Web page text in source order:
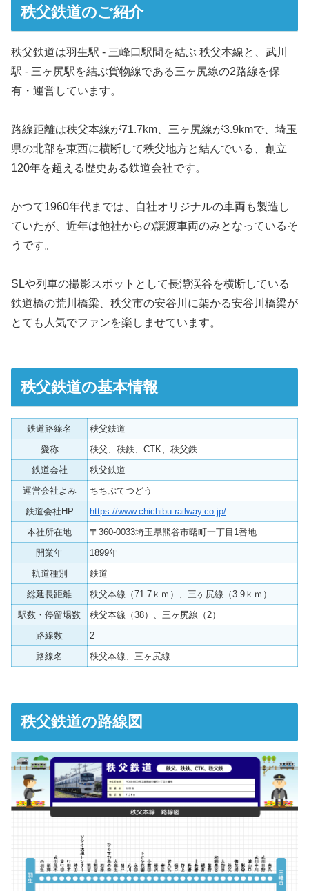
秩父鉄道のご紹介
秩父鉄道は羽生駅 - 三峰口駅間を結ぶ 秩父本線と、武川
駅 - 三ヶ尻駅を結ぶ貨物線である三ヶ尻線の2路線を保
有・運営しています。
路線距離は秩父本線が71.7km、三ヶ尻線が3.9kmで、埼玉
県の北部を東西に横断して秩父地方と結んでいる、創立
120年を超える歴史ある鉄道会社です。
かつて1960年代までは、自社オリジナルの車両も製造し
ていたが、近年は他社からの譲渡車両のみとなっているそ
うです。
SLや列車の撮影スポットとして長瀞渓谷を横断している
鉄道橋の荒川橋梁、秩父市の安谷川に架かる安谷川橋梁が
とても人気でファンを楽しませています。
秩父鉄道の基本情報
鉄道路線名
秩父鉄道
愛称
秩父、秩鉄、CTK、秩父鉄
鉄道会社
秩父鉄道
運営会社よみ
ちちぶてつどう
鉄道会社HP
https://www.chichibu-railway.co.jp/
本社所在地
〒360-0033埼玉県熊谷市曙町一丁目1番地
開業年
1899年
軌道種別
鉄道
総延長距離
秩父本線（71.7ｋｍ）、三ヶ尻線（3.9ｋｍ）
駅数・停留場数
秩父本線（38）、三ヶ尻線（2）
路線数
2
路線名
秩父本線、三ヶ尻線
秩父鉄道の路線図